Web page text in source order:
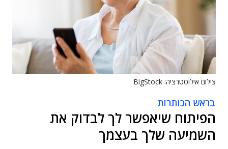
צילום אילוסטרציה: BigStock
בראש הכותרות
הפיתוח שיאפשר לך לבדוק את
השמיעה שלך בעצמך